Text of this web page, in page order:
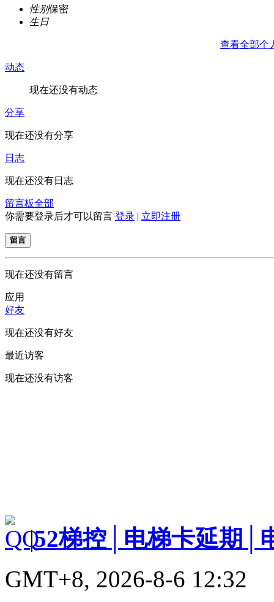
性别保密
生日
查看全部个
动态
现在还没有动态
分享
现在还没有分享
日志
现在还没有日志
留言板全部
你需要登录后才可以留言 登录 | 立即注册
留言
现在还没有留言
应用
好友
现在还没有好友
最近访客
现在还没有访客
|52梯控│电梯卡延期│
GMT+8, 2026-8-6 12:32